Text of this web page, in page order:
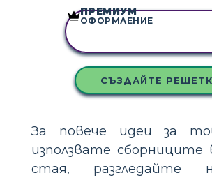
КОПИРАЙТЕ
ПРЕМИУМ
ОФОРМЛЕНИЕ
СЪЗДАЙТЕ
За повече идеи за
използвате сборниците
стая, разгледайте